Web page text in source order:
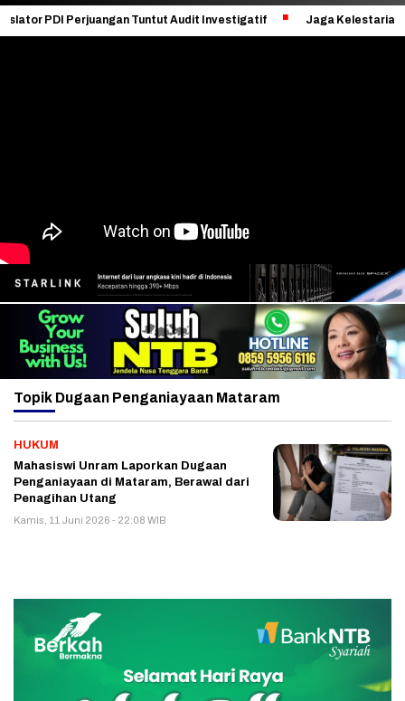
Perjuangan Tuntut Audit Investigatif Jaga Kelestarian Bukit
Topik Dugaan Penganiayaan Mataram
HUKUM
Mahasiswi Unram Laporkan Dugaan
Penganiayaan di Mataram, Berawal dari
Penagihan Utang
Kamis, 11 Juni 2026 - 22:08 WIB